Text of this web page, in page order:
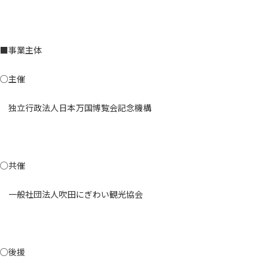
■事業主体
○主催
独立行政法人日本万国博覧会記念機構
○共催
一般社団法人吹田にぎわい観光協会
○後援